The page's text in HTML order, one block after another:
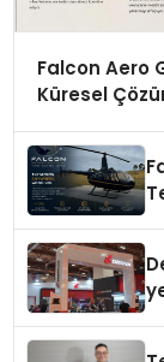
Falcon Aero
Küresel